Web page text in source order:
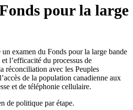
pour la large
examen du Fonds pour la large bande
l’efficacité du processus de
réconciliation avec les Peuples
de la population canadienne aux
et de téléphonie cellulaire.
de politique par étape.